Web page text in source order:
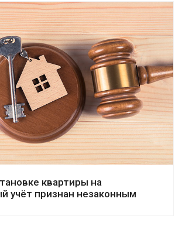
Смотреть дело
квартиры на
учёт признан незаконным